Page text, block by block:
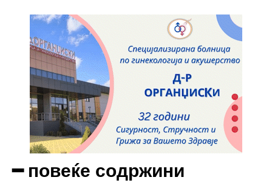
━ повеќе содржини